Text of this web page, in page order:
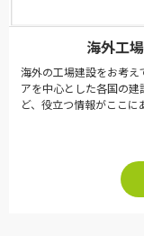
海外工
海外の工場建設をお考
アを中心とした各国の
ど、役立つ情報がここに